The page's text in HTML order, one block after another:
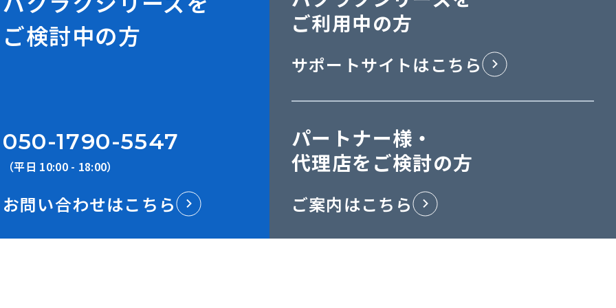
ご検討中の方
050-1790-5547
（平日 10:00 - 18:00）
お問い合わせはこちら
ご利用中の方
サポートサイトはこちら
パートナー様・
代理店をご検討の方
ご案内はこちら